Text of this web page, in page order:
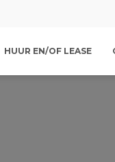
HUUR EN/OF LEASE